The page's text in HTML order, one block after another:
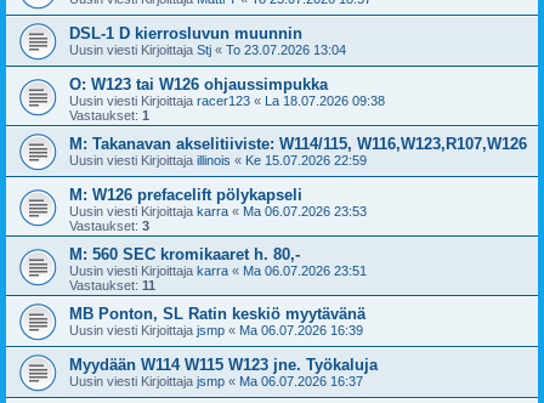
DSL-1 D kierrosluvun muunnin
Uusin viesti Kirjoittaja Stj « To 23.07.2026 13:04
O: W123 tai W126 ohjaussimpukka
Uusin viesti Kirjoittaja racer123 « La 18.07.2026 09:38
Vastaukset: 1
M: Takanavan akselitiiviste: W114/115, W116,W123,R107,W126
Uusin viesti Kirjoittaja illinois « Ke 15.07.2026 22:59
M: W126 prefacelift pölykapseli
Uusin viesti Kirjoittaja karra « Ma 06.07.2026 23:53
Vastaukset: 3
M: 560 SEC kromikaaret h. 80,-
Uusin viesti Kirjoittaja karra « Ma 06.07.2026 23:51
Vastaukset: 11
MB Ponton, SL Ratin keskiö myytävänä
Uusin viesti Kirjoittaja jsmp « Ma 06.07.2026 16:39
Myydään W114 W115 W123 jne. Työkaluja
Uusin viesti Kirjoittaja jsmp « Ma 06.07.2026 16:37